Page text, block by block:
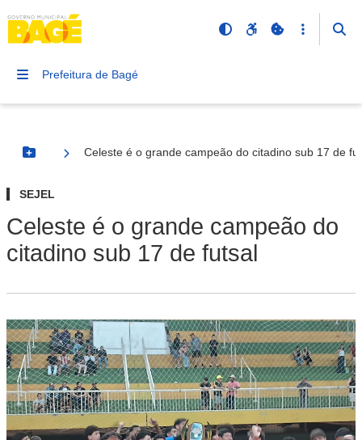
Prefeitura de Bagé
Botão Menu
Celeste é o grande campeão do citadino sub 17 de
SEJEL
Celeste é o grande campeão do
citadino sub 17 de futsal